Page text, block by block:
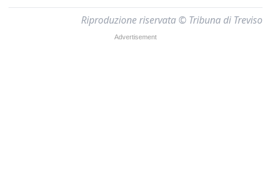
Riproduzione riservata © Tribuna di Treviso